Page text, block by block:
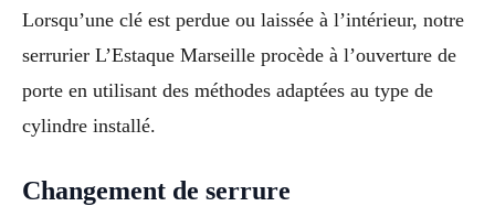
Lorsqu’une clé est perdue ou laissée à l’intérieur, notre
serrurier L’Estaque Marseille procède à l’ouverture de
porte en utilisant des méthodes adaptées au type de
cylindre installé.
Changement de serrure